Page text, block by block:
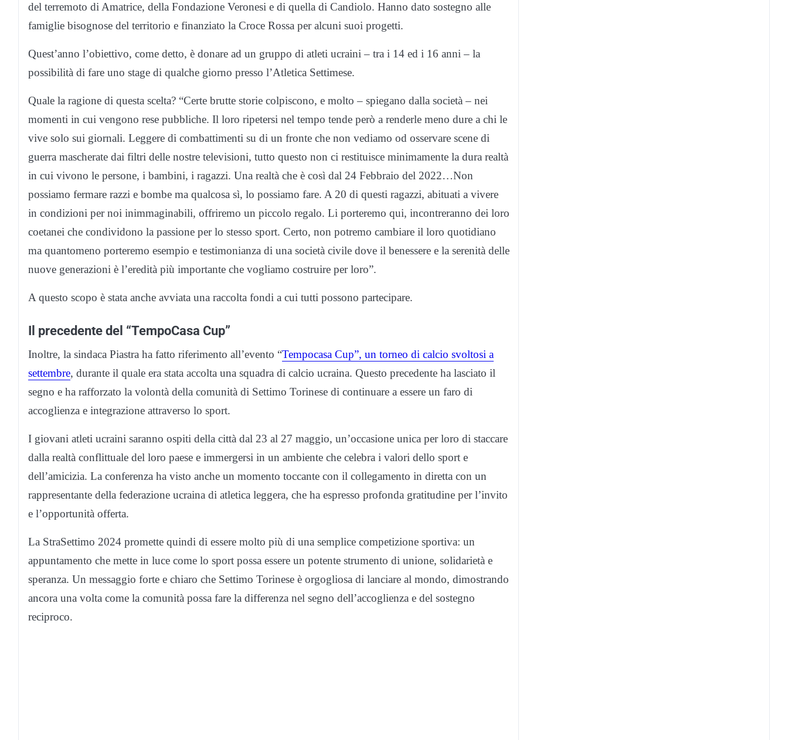
del terremoto di Amatrice, della Fondazione Veronesi e di quella di Candiolo. Hanno dato sostegno alle
famiglie bisognose del territorio e finanziato la Croce Rossa per alcuni suoi progetti.
Quest’anno l’obiettivo, come detto, è donare ad un gruppo di atleti ucraini – tra i 14 ed i 16 anni – la
possibilità di fare uno stage di qualche giorno presso l’Atletica Settimese.
Quale la ragione di questa scelta? “Certe brutte storie colpiscono, e molto – spiegano dalla società – nei
momenti in cui vengono rese pubbliche. Il loro ripetersi nel tempo tende però a renderle meno dure a chi le
vive solo sui giornali. Leggere di combattimenti su di un fronte che non vediamo od osservare scene di
guerra mascherate dai filtri delle nostre televisioni, tutto questo non ci restituisce minimamente la dura realtà
in cui vivono le persone, i bambini, i ragazzi. Una realtà che è così dal 24 Febbraio del 2022…Non
possiamo fermare razzi e bombe ma qualcosa sì, lo possiamo fare. A 20 di questi ragazzi, abituati a vivere
in condizioni per noi inimmaginabili, offriremo un piccolo regalo. Li porteremo qui, incontreranno dei loro
coetanei che condividono la passione per lo stesso sport. Certo, non potremo cambiare il loro quotidiano
ma quantomeno porteremo esempio e testimonianza di una società civile dove il benessere e la serenità delle
nuove generazioni è l’eredità più importante che vogliamo costruire per loro”.
A questo scopo è stata anche avviata una raccolta fondi a cui tutti possono partecipare.
Il precedente del “TempoCasa Cup”
Inoltre, la sindaca Piastra ha fatto riferimento all’evento “Tempocasa Cup”, un torneo di calcio svoltosi a
settembre, durante il quale era stata accolta una squadra di calcio ucraina. Questo precedente ha lasciato il
segno e ha rafforzato la volontà della comunità di Settimo Torinese di continuare a essere un faro di
accoglienza e integrazione attraverso lo sport.
I giovani atleti ucraini saranno ospiti della città dal 23 al 27 maggio, un’occasione unica per loro di staccare
dalla realtà conflittuale del loro paese e immergersi in un ambiente che celebra i valori dello sport e
dell’amicizia. La conferenza ha visto anche un momento toccante con il collegamento in diretta con un
rappresentante della federazione ucraina di atletica leggera, che ha espresso profonda gratitudine per l’invito
e l’opportunità offerta.
La StraSettimo 2024 promette quindi di essere molto più di una semplice competizione sportiva: un
appuntamento che mette in luce come lo sport possa essere un potente strumento di unione, solidarietà e
speranza. Un messaggio forte e chiaro che Settimo Torinese è orgogliosa di lanciare al mondo, dimostrando
ancora una volta come la comunità possa fare la differenza nel segno dell’accoglienza e del sostegno
reciproco.